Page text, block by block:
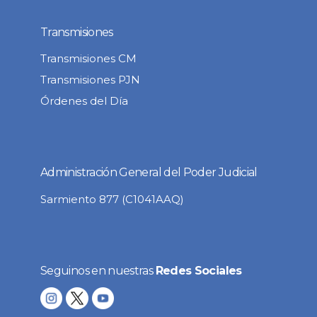
Transmisiones
Transmisiones CM
Transmisiones PJN
Órdenes del Día
Administración General del Poder Judicial
Sarmiento 877 (C1041AAQ)
Seguinos en nuestras Redes Sociales